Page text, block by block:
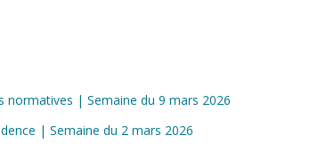
normatives | Semaine du 9 mars 2026
| Semaine du 2 mars 2026